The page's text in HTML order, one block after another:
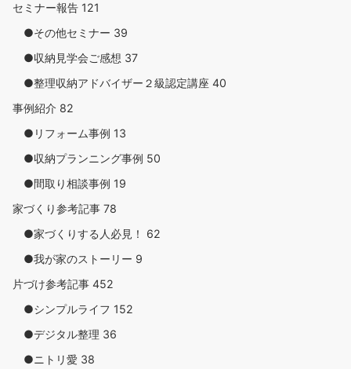
セミナー報告 121
●その他セミナー 39
●収納見学会ご感想 37
●整理収納アドバイザー２級認定講座 40
事例紹介 82
●リフォーム事例 13
●収納プランニング事例 50
●間取り相談事例 19
家づくり参考記事 78
●家づくりする人必見！ 62
●我が家のストーリー 9
片づけ参考記事 452
●シンプルライフ 152
●デジタル整理 36
●ニトリ愛 38